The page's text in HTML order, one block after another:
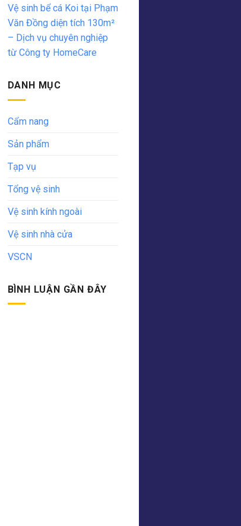
Vệ sinh bể cá Koi tại Phạm
Văn Đồng diện tích 130m²
– Dịch vụ chuyên nghiệp
từ Công ty HomeCare
DANH MỤC
Cẩm nang
Sản phẩm
Tạp vụ
Tổng vệ sinh
Vệ sinh kính ngoài
Vệ sinh nhà cửa
VSCN
BÌNH LUẬN GẦN ĐÂY